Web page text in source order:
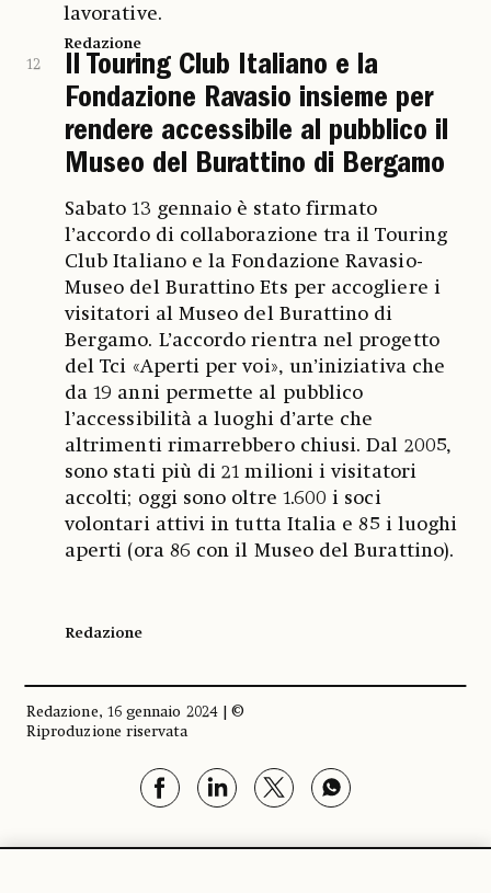
lavorative.
Redazione
12
Il Touring Club Italiano e la
Fondazione Ravasio insieme per
rendere accessibile al pubblico il
Museo del Burattino di Bergamo
Sabato 13 gennaio è stato firmato
l’accordo di collaborazione tra il Touring
Club Italiano e la Fondazione Ravasio-
Museo del Burattino Ets per accogliere i
visitatori al Museo del Burattino di
Bergamo. L’accordo rientra nel progetto
del Tci «Aperti per voi», un’iniziativa che
da 19 anni permette al pubblico
l’accessibilità a luoghi d’arte che
altrimenti rimarrebbero chiusi. Dal 2005,
sono stati più di 21 milioni i visitatori
accolti; oggi sono oltre 1.600 i soci
volontari attivi in tutta Italia e 85 i luoghi
aperti (ora 86 con il Museo del Burattino).
Redazione
Redazione, 16 gennaio 2024 | ©
Riproduzione riservata